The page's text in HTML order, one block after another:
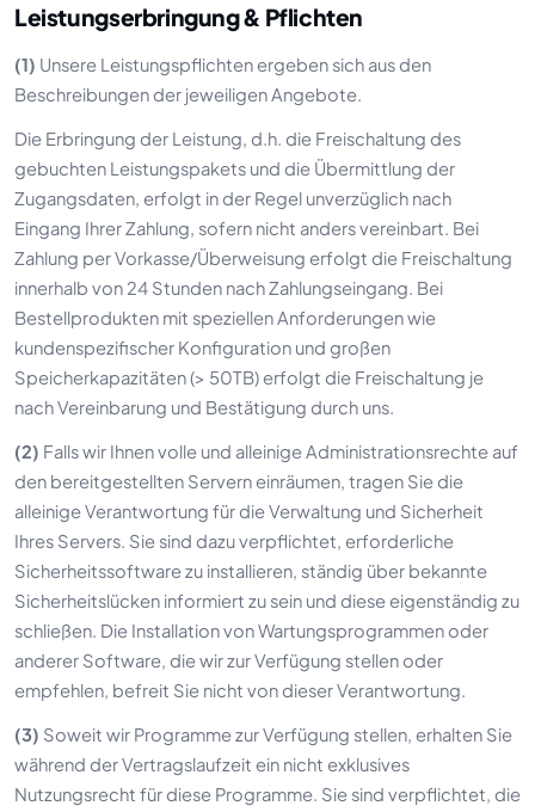
Leistungserbringung & Pflichten
(1) Unsere Leistungspflichten ergeben sich aus den
Beschreibungen der jeweiligen Angebote.
Die Erbringung der Leistung, d.h. die Freischaltung des
gebuchten Leistungspakets und die Übermittlung der
Zugangsdaten, erfolgt in der Regel unverzüglich nach
Eingang Ihrer Zahlung, sofern nicht anders vereinbart. Bei
Zahlung per Vorkasse/Überweisung erfolgt die Freischaltung
innerhalb von 24 Stunden nach Zahlungseingang. Bei
Bestellprodukten mit speziellen Anforderungen wie
kundenspezifischer Konfiguration und großen
Speicherkapazitäten (> 50TB) erfolgt die Freischaltung je
nach Vereinbarung und Bestätigung durch uns.
(2) Falls wir Ihnen volle und alleinige Administrationsrechte auf
den bereitgestellten Servern einräumen, tragen Sie die
alleinige Verantwortung für die Verwaltung und Sicherheit
Ihres Servers. Sie sind dazu verpflichtet, erforderliche
Sicherheitssoftware zu installieren, ständig über bekannte
Sicherheitslücken informiert zu sein und diese eigenständig zu
schließen. Die Installation von Wartungsprogrammen oder
anderer Software, die wir zur Verfügung stellen oder
empfehlen, befreit Sie nicht von dieser Verantwortung.
(3) Soweit wir Programme zur Verfügung stellen, erhalten Sie
während der Vertragslaufzeit ein nicht exklusives
Nutzungsrecht für diese Programme. Sie sind verpflichtet, die